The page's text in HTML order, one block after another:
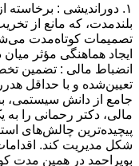
۱. دوراندیشی :
بلندمدت، که مانع از
انضباط مالی : تضمین
تعیین‌شده و با حداقل
جامع از دانش سیستمی،
مالی، دکتر رحمانی را به
پیچیده‌ترین چالش‌های
شکل مدیریت کند.
بویراحمد در همین مدت